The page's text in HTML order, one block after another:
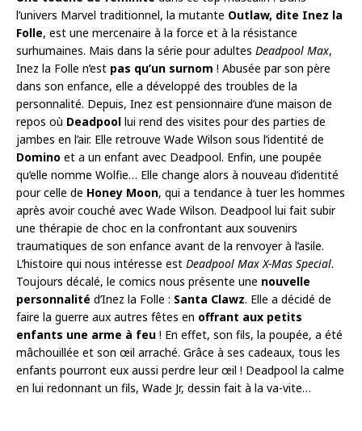
l’univers Marvel traditionnel, la mutante Outlaw, dite Inez la
Folle, est une mercenaire à la force et à la résistance
surhumaines. Mais dans la série pour adultes Deadpool Max,
Inez la Folle n’est pas qu’un surnom ! Abusée par son père
dans son enfance, elle a développé des troubles de la
personnalité. Depuis, Inez est pensionnaire d’une maison de
repos où Deadpool lui rend des visites pour des parties de
jambes en l’air. Elle retrouve Wade Wilson sous l’identité de
Domino et a un enfant avec Deadpool. Enfin, une poupée
qu’elle nomme Wolfie… Elle change alors à nouveau d’identité
pour celle de Honey Moon, qui a tendance à tuer les hommes
après avoir couché avec Wade Wilson. Deadpool lui fait subir
une thérapie de choc en la confrontant aux souvenirs
traumatiques de son enfance avant de la renvoyer à l’asile.
L’histoire qui nous intéresse est Deadpool Max X-Mas Special.
Toujours décalé, le comics nous présente une nouvelle
personnalité d’Inez la Folle : Santa Clawz. Elle a décidé de
faire la guerre aux autres fêtes en offrant aux petits
enfants une arme à feu ! En effet, son fils, la poupée, a été
mâchouillée et son œil arraché. Grâce à ses cadeaux, tous les
enfants pourront eux aussi perdre leur œil ! Deadpool la calme
en lui redonnant un fils, Wade Jr, dessin fait à la va-vite…